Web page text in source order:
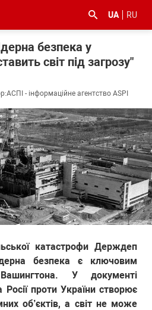
UA RU
безпека у
світ під загрозу"
АСПІ - інформаційне агентство ASPI
катастрофи Держдеп
безпека є ключовим
У документі
проти України створює
об’єктів, а світ не може
#Київ #коронавірус